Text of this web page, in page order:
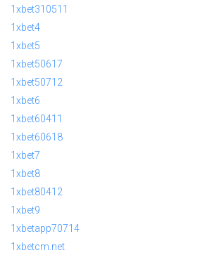
1xbet310511
1xbet4
1xbet5
1xbet50617
1xbet50712
1xbet6
1xbet60411
1xbet60618
1xbet7
1xbet8
1xbet80412
1xbet9
1xbetapp70714
1xbetcm.net